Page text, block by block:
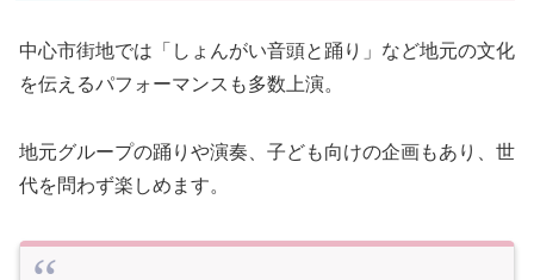
中心市街地では「しょんがい音頭と踊り」など地元の文化
を伝えるパフォーマンスも多数上演。
地元グループの踊りや演奏、子ども向けの企画もあり、世
代を問わず楽しめます。